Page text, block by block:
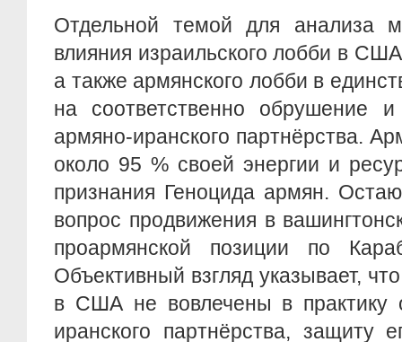
Отдельной темой для анализа
влияния израильского лобби в
а также армянского лобби в
на соответственно обрушение
армяно-иранского партнёрства.
около 95 % своей энергии и
признания Геноцида армян.
вопрос продвижения в
проармянской позиции по
Объективный взгляд указывает,
в США не вовлечены в практику
иранского партнёрства, защиту